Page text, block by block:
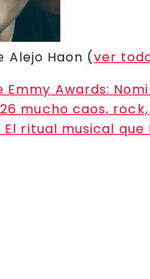
Alejo Haon (ver
Awards:
mucho caos,
El ritual musical